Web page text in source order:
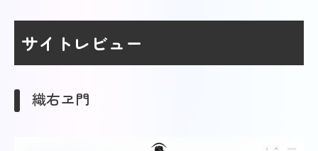
サイトレビュー
織右ヱ門